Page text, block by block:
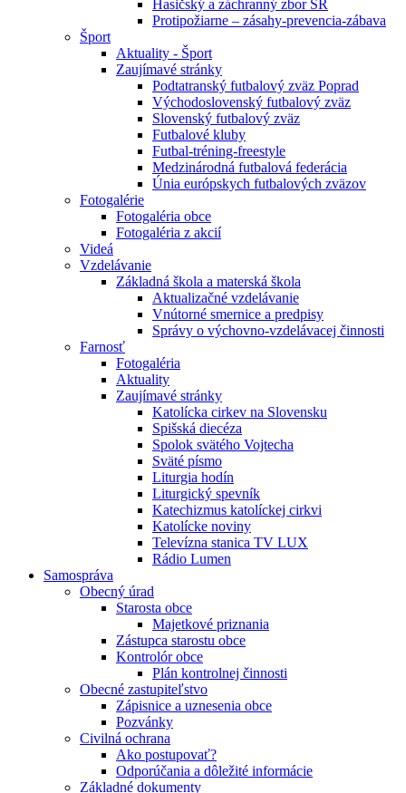
Hasičský a záchranný zbor SR
Protipožiarne – zásahy-prevencia-zábava
Šport
Aktuality - Šport
Zaujímavé stránky
Podtatranský futbalový zväz Poprad
Východoslovenský futbalový zväz
Slovenský futbalový zväz
Futbalové kluby
Futbal-tréning-freestyle
Medzinárodná futbalová federácia
Únia európskych futbalových zväzov
Fotogalérie
Fotogaléria obce
Fotogaléria z akcií
Videá
Vzdelávanie
Základná škola a materská škola
Aktualizačné vzdelávanie
Vnútorné smernice a predpisy
Správy o výchovno-vzdelávacej činnosti
Farnosť
Fotogaléria
Aktuality
Zaujímavé stránky
Katolícka cirkev na Slovensku
Spišská diecéza
Spolok svätého Vojtecha
Sväté písmo
Liturgia hodín
Liturgický spevník
Katechizmus katolíckej cirkvi
Katolícke noviny
Televízna stanica TV LUX
Rádio Lumen
Samospráva
Obecný úrad
Starosta obce
Majetkové priznania
Zástupca starostu obce
Kontrolór obce
Plán kontrolnej činnosti
Obecné zastupiteľstvo
Zápisnice a uznesenia obce
Pozvánky
Civilná ochrana
Ako postupovať?
Odporúčania a dôležité informácie
Základné dokumenty